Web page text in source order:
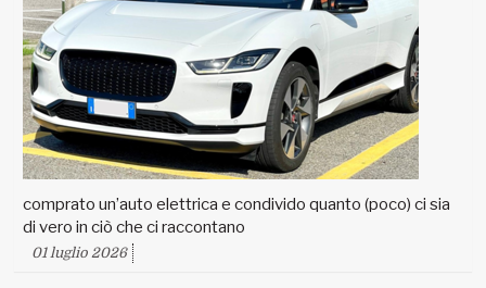
comprato un’auto elettrica e condivido quanto (poco) ci sia
di vero in ciò che ci raccontano
01 luglio 2026